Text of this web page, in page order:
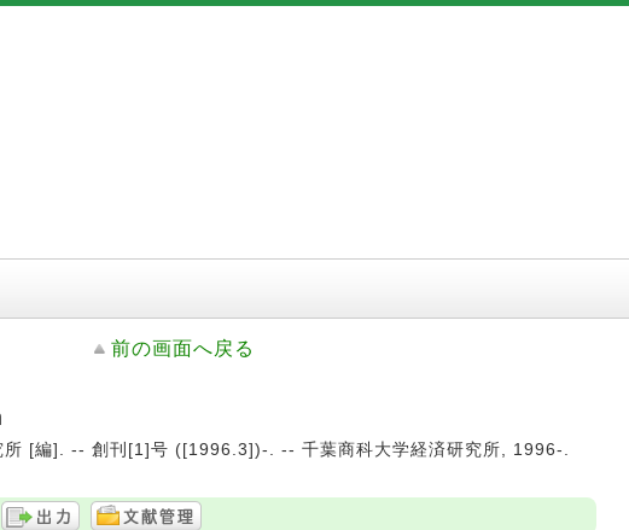
前の画面へ戻る
所 [編]. -- 創刊[1]号 ([1996.3])-. -- 千葉商科大学経済研究所, 1996-.